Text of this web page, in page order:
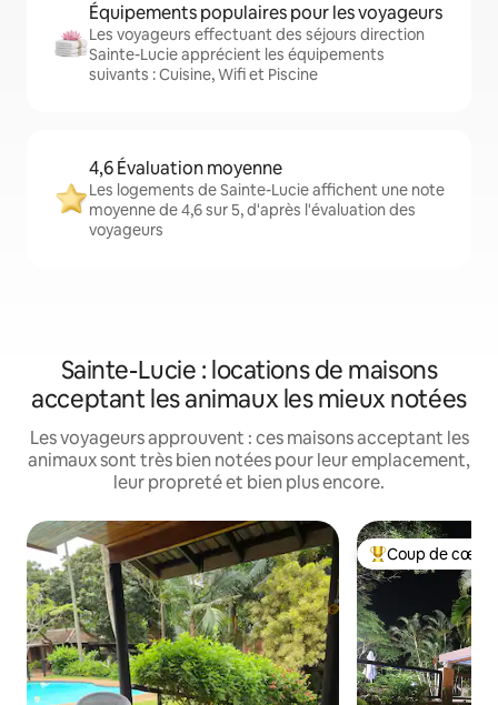
Équipements populaires pour les voyageurs
Les voyageurs effectuant des séjours direction
Sainte-Lucie apprécient les équipements
suivants : Cuisine, Wifi et Piscine
4,6 Évaluation moyenne
Les logements de Sainte-Lucie affichent une note
moyenne de 4,6 sur 5, d'après l'évaluation des
voyageurs
Sainte-Lucie : locations de maisons
acceptant les animaux les mieux notées
Les voyageurs approuvent : ces maisons acceptant les
animaux sont très bien notées pour leur emplacement,
leur propreté et bien plus encore.
Coups de cœur
Coup de cœur